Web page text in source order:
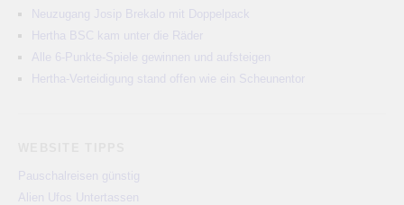
Neuzugang Josip Brekalo mit Doppelpack
Hertha BSC kam unter die Räder
Alle 6-Punkte-Spiele gewinnen und aufsteigen
Hertha-Verteidigung stand offen wie ein Scheunentor
Pauschalreisen günstig
Alien Ufos Untertassen